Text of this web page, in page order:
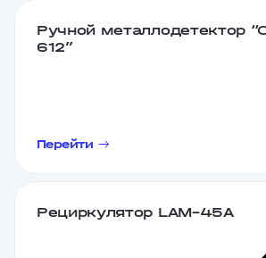
Ручной металлодетектор
612”
Перейти
Рециркулятор LAM–45A